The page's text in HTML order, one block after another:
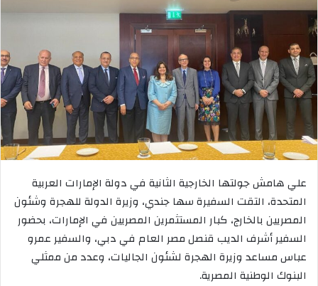
ر
ي
د
ا
إ
ل
ك
ر
و
ي
علي هامش جولتها الخارجية الثانية في دولة الإمارات العربية
المتحدة، التقت السفيرة سها جندي، وزيرة الدولة للهجرة وشئون
المصريين بالخارج، كبار المستثمرين المصريين في الإمارات، بحضور
السفير أشرف الديب قنصل مصر العام في دبي، والسفير عمرو
عباس مساعد وزيرة الهجرة لشئون الجاليات، وعدد من ممثلي
البنوك الوطنية المصرية.